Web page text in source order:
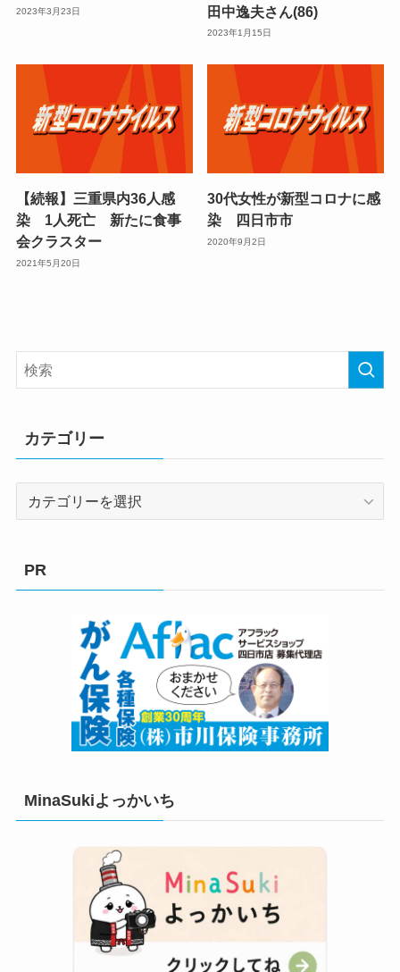
2023年3月23日
田中逸夫さん(86)
2023年1月15日
【続報】三重県内36人感
染 1人死亡 新たに食事
会クラスター
2021年5月20日
30代女性が新型コロナに感
染 四日市市
2020年9月2日
カテゴリー
PR
MinaSukiよっかいち